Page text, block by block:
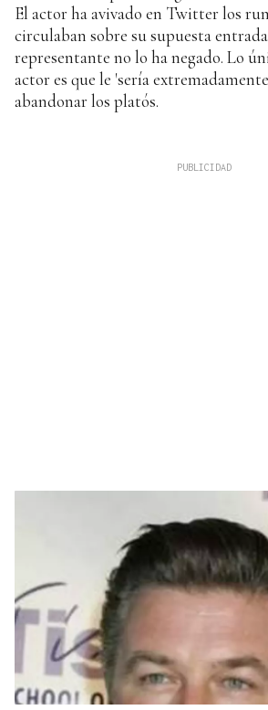
El actor ha avivado en Twitter los
circulaban sobre su supuesta
representante no lo ha negado. Lo
actor es que le 'sería
abandonar los platós.